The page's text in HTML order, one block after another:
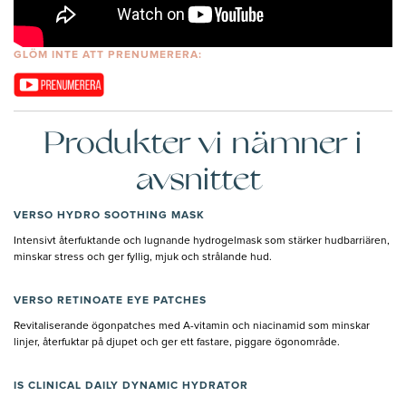
GLÖM INTE ATT PRENUMERERA:
Produkter vi nämner i
avsnittet
VERSO HYDRO SOOTHING MASK
Intensivt återfuktande och lugnande hydrogelmask som stärker hudbarriären,
minskar stress och ger fyllig, mjuk och strålande hud.
VERSO RETINOATE EYE PATCHES
Revitaliserande ögonpatches med A-vitamin och niacinamid som minskar
linjer, återfuktar på djupet och ger ett fastare, piggare ögonområde.
IS CLINICAL DAILY DYNAMIC HYDRATOR